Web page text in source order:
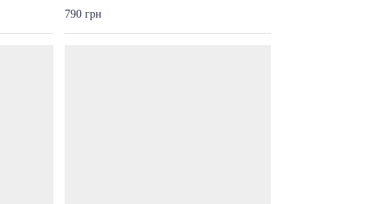
СТУПЕНИ"
790 грн